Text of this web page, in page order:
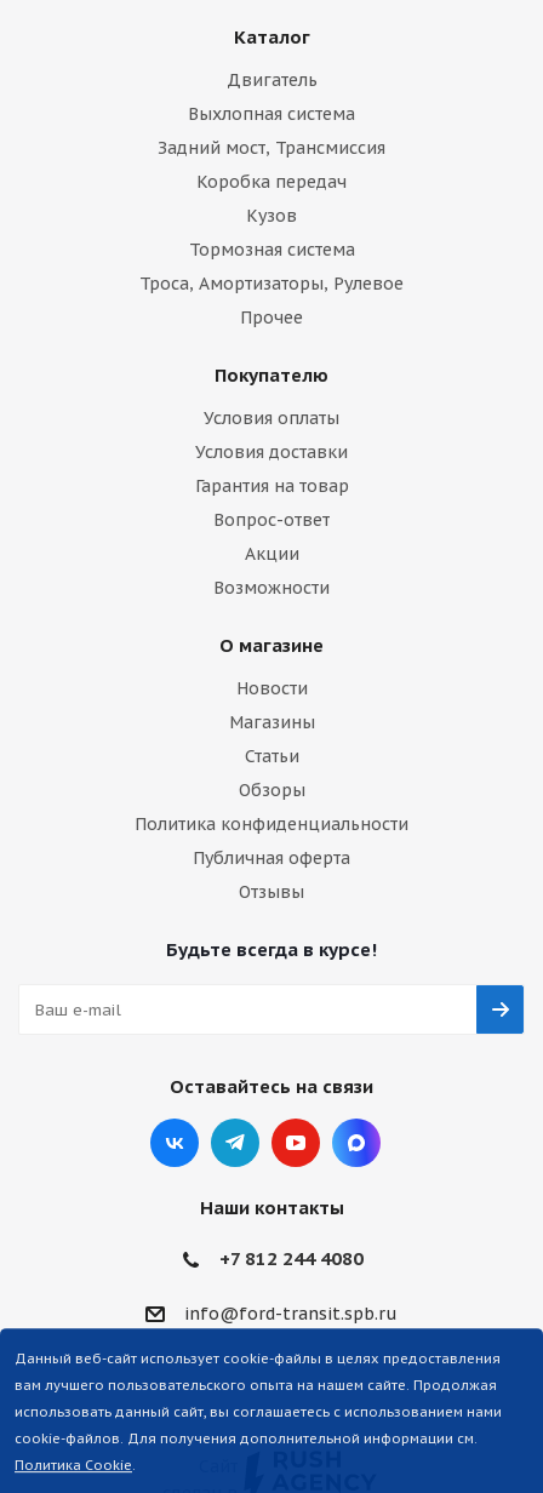
Каталог
Двигатель
Выхлопная система
Задний мост, Трансмиссия
Коробка передач
Кузов
Тормозная система
Троса, Амортизаторы, Рулевое
Прочее
Покупателю
Условия оплаты
Условия доставки
Гарантия на товар
Вопрос-ответ
Акции
Возможности
О магазине
Новости
Магазины
Статьи
Обзоры
Политика конфиденциальности
Публичная оферта
Отзывы
Будьте всегда в курсе!
Оставайтесь на связи
Наши контакты
+7 812 244 4080
info@ford-transit.spb.ru
Данный веб-сайт использует cookie-файлы в целях предоставления
вам лучшего пользовательского опыта на нашем сайте. Продолжая
использовать данный сайт, вы соглашаетесь с использованием нами
cookie-файлов. Для получения дополнительной информации см.
Политика Cookie.